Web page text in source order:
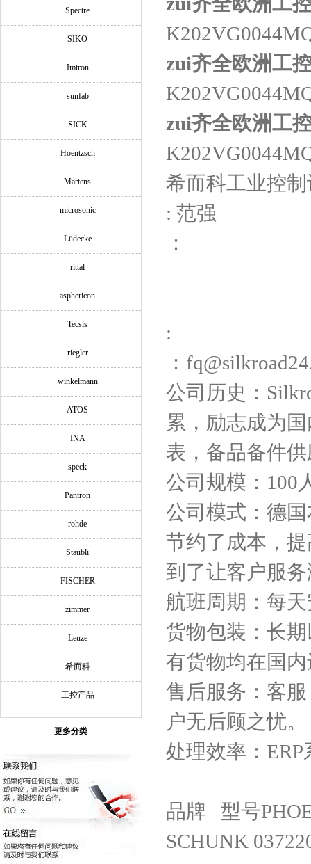
Spectre
SIKO
Imtron
sunfab
SICK
Hoentzsch
Martens
microsonic
Lüdecke
rittal
asphericon
Tecsis
riegler
winkelmann
ATOS
INA
speck
Pantron
rohde
Staubli
FISCHER
zimmer
Leuze
希而科
工控产品
更多分类
zui齐全欧洲工
zui齐全欧洲工
希而科工业控
: 范强
：
:
：
公司历史：
累，励志成为
表，备品备件
公司规模：100
公司模式：德
节约了成本，
到了让客户服
航班周期：每
货物包装：长
有货物均在国
售后服务：客
户无后顾之忧。
处理效率：
品牌 型号
SCHUNK